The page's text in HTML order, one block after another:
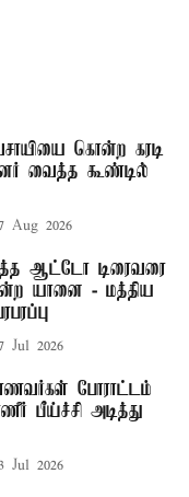
கொன்ற கரடி
வைத்த கூண்டில்
Aug 2026
ஆட்டோ டிரைவரை
யானை - மத்திய
Jul 2026
போராட்டம்
பீய்ச்சி அடித்து
Jul 2026